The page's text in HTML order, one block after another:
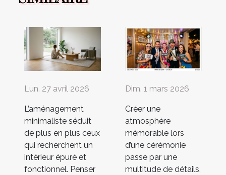
Lun. 27 avril 2026
L’aménagement
minimaliste séduit
de plus en plus ceux
qui recherchent un
intérieur épuré et
fonctionnel. Penser
Dim. 1 mars 2026
Créer une
atmosphère
mémorable lors
d’une cérémonie
passe par une
multitude de détails,